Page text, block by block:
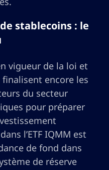
stablecoins : le
vigueur de la loi et
encore les
du secteur
pour préparer
l’ETF IQMM est
de fond dans
de réserve